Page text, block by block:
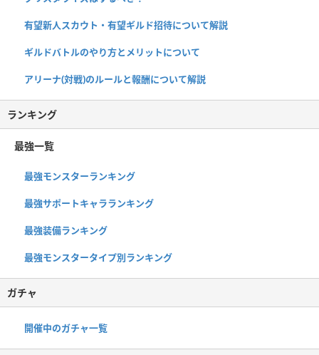
有望新人スカウト・有望ギルド招待について解説
ギルドバトルのやり方とメリットについて
アリーナ(対戦)のルールと報酬について解説
ランキング
最強一覧
最強モンスターランキング
最強サポートキャラランキング
最強装備ランキング
最強モンスタータイプ別ランキング
ガチャ
開催中のガチャ一覧